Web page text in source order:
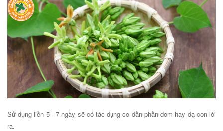
Sử dụng liền 5 - 7 ngày sẽ có tác dụng co dần phần dom hay dạ con lòi
ra.